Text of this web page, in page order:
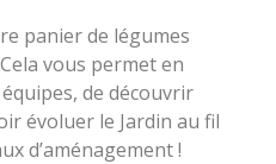
son
jardin
panier de légumes
vous permet en
de découvrir
évoluer le Jardin au fil
d’aménagement !